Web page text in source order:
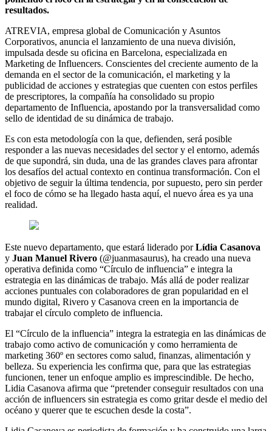
resultados.
ATREVIA, empresa global de Comunicación y Asuntos
Corporativos, anuncia el lanzamiento de una nueva división,
impulsada desde su oficina en Barcelona, especializada en
Marketing de Influencers. Conscientes del creciente aumento de la
demanda en el sector de la comunicación, el marketing y la
publicidad de acciones y estrategias que cuenten con estos perfiles
de prescriptores, la compañía ha consolidado su propio
departamento de Influencia, apostando por la transversalidad como
sello de identidad de su dinámica de trabajo.
Es con esta metodología con la que, defienden, será posible
responder a las nuevas necesidades del sector y el entorno, además
de que supondrá, sin duda, una de las grandes claves para afrontar
los desafíos del actual contexto en continua transformación. Con el
objetivo de seguir la última tendencia, por supuesto, pero sin perder
el foco de cómo se ha llegado hasta aquí, el nuevo área es ya una
realidad.
Este nuevo departamento, que estará liderado porLídia Casanova
y Juan Manuel Rivero (@juanmasaurus), ha creado una nueva
operativa definida como “Círculo de influencia” e integra la
estrategia en las dinámicas de trabajo. Más allá de poder realizar
acciones puntuales con colaboradores de gran popularidad en el
mundo digital, Rivero y Casanova creen en la importancia de
trabajar el círculo completo de influencia.
El “Círculo de la influencia” integra la estrategia en las dinámicas de
trabajo como activo de comunicación y como herramienta de
marketing 360º en sectores como salud, finanzas, alimentación y
belleza. Su experiencia les confirma que, para que las estrategias
funcionen, tener un enfoque amplio es imprescindible. De hecho,
Lidia Casanova afirma que “pretender conseguir resultados con una
acción de influencers sin estrategia es como gritar desde el medio del
océano y querer que te escuchen desde la costa”.